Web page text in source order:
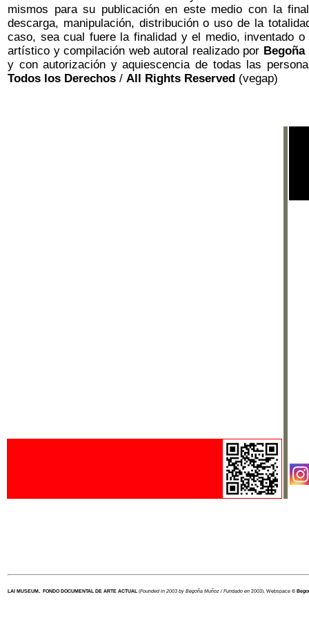
mismos para su publicación en este medio con la
descarga, manipulación, distribución o uso de la
caso, sea cual fuere la finalidad y el medio, inventado
artístico y compilación web autoral realizado por Begoña
y con autorización y aquiescencia de todas las
Todos los Derechos / All Rights Reserved (vegap)
LAI MUSEUM FONDO DOCUMENTAL DE ARTE ACTUAL (Founded in 2003 by Begoña Muñoz / Fundado en 2003). Webspace ©